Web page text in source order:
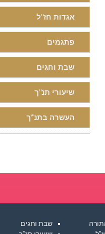
אגדות חז"ל
פתגמים
שבת וחגים
שיעורי תנ"ך
העשרה בתנ”ך
שבת וחגים